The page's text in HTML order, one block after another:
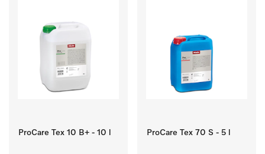
ProCare Tex 10 B+ - 10 l ProCare Tex 70 S - 5 l